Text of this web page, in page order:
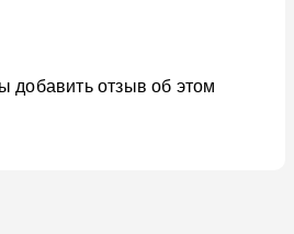
добавить отзыв об этом